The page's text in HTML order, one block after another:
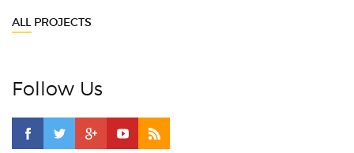
ALL PROJECTS
Follow Us